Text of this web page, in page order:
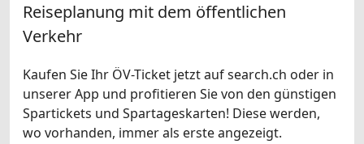
Reiseplanung mit dem öffentlichen
Verkehr
Kaufen Sie Ihr ÖV-Ticket jetzt auf search.ch oder in
unserer App und profitieren Sie von den günstigen
Spartickets und Spartageskarten! Diese werden,
wo vorhanden, immer als erste angezeigt.